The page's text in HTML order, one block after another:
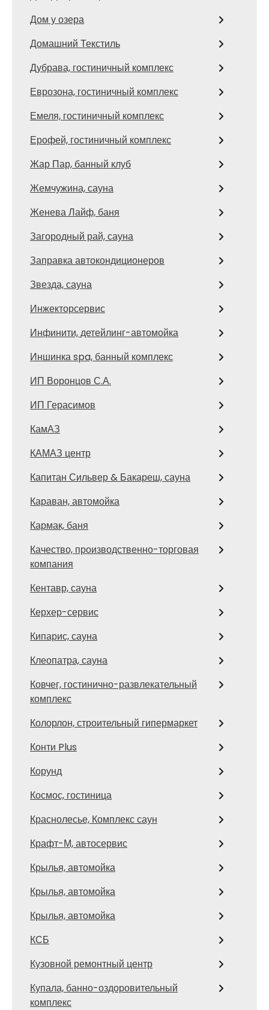
Дом у озера
Домашний Текстиль
Дубрава, гостиничный комплекс
Еврозона, гостиничный комплекс
Емеля, гостиничный комплекс
Ерофей, гостиничный комплекс
Жар Пар, банный клуб
Жемчужина, сауна
Женева Лайф, баня
Загородный рай, сауна
Заправка автокондиционеров
Звезда, сауна
Инжекторсервис
Инфинити, детейлинг-автомойка
Иншинка spa, банный комплекс
ИП Воронцов С.А.
ИП Герасимов
КамАЗ
КАМАЗ центр
Капитан Сильвер & Бакареш, сауна
Караван, автомойка
Кармак, баня
Качество, производственно-торговая
компания
Кентавр, сауна
Керхер-сервис
Кипарис, сауна
Клеопатра, сауна
Ковчег, гостинично-развлекательный
комплекс
Колорлон, строительный гипермаркет
Конти Plus
Корунд
Космос, гостиница
Краснолесье, Комплекс саун
Крафт-М, автосервис
Крылья, автомойка
Крылья, автомойка
Крылья, автомойка
КСБ
Кузовной ремонтный центр
Купала, банно-оздоровительный
комплекс